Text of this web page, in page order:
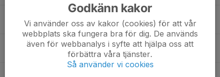
21:00
Stormöte
Lagavallen klubblokalen
17:30
Uteträning PF 19-20
Lagavallen
Godkänn kakor
Vi använder oss av kakor (cookies) för att vår
webbplats ska fungera bra för dig. De används
även för webbanalys i syfte att hjälpa oss att
förbättra våra tjänster.
Så använder vi cookies